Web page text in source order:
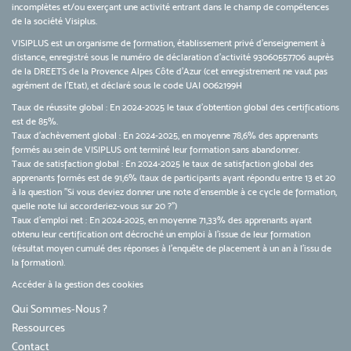
incomplètes et/ou exerçant une activité entrant dans le champ de compétences
de la société Visiplus.
VISIPLUS est un organisme de formation, établissement privé d’enseignement à
distance, enregistré sous le numéro de déclaration d’activité 93060557706 auprès
de la DREETS de la Provence Alpes Côte d’Azur (cet enregistrement ne vaut pas
agrément de l’Etat), et déclaré sous le code UAI 0062199H
Taux de réussite global : En 2024-2025 le taux d'obtention global des certifications
est de 85%.
Taux d’achèvement global : En 2024-2025, en moyenne 78,6% des apprenants
formés au sein de VISIPLUS ont terminé leur formation sans abandonner.
Taux de satisfaction global : En 2024-2025 le taux de satisfaction global des
apprenants formés est de 91,6% (taux de participants ayant répondu entre 13 et 20
à la question "Si vous deviez donner une note d’ensemble à ce cycle de formation,
quelle note lui accorderiez-vous sur 20 ?")
Taux d’emploi net : En 2024-2025, en moyenne 71,33% des apprenants ayant
obtenu leur certification ont décroché un emploi à l'issue de leur formation
(résultat moyen cumulé des réponses à l'enquête de placement à un an à l'issu de
la formation).
Accéder à la gestion des cookies
Qui Sommes-Nous ?
Ressources
Contact